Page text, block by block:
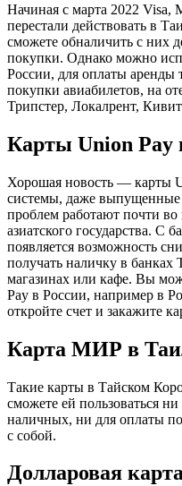
Начиная с марта 2022
перестали действовать в
сможете обналичить с них
покупки. Однако можно
России, для оплаты аренды
покупки авиабилетов, на
Трипстер, Локалрент,
Карты Union Pay
Хорошая новость — карты
системы, даже выпущенные
проблем работают почти во
азиатского государства. С
появляется возможность
получать наличку в банках
магазинах или кафе. Вы
Pay в России, например в
откройте счет и закажите
Карта МИР в
Такие карты в Тайском
сможете ей пользоваться
наличных, ни для оплаты
с собой.
Долларовая